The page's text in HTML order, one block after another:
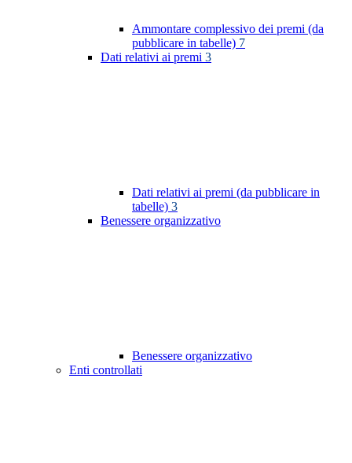
Ammontare complessivo dei premi (da
pubblicare in tabelle) 7
Dati relativi ai premi 3
Dati relativi ai premi (da pubblicare in
tabelle) 3
Benessere organizzativo
Benessere organizzativo
Enti controllati